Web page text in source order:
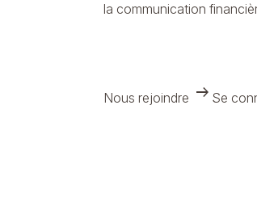
la communication
Nous rejoindre arrow_right_alt Se